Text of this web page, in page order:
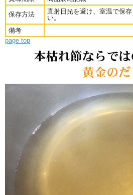
■かつお節の名産地、鹿児島県の指宿産もしくは
高く味の濃い花かつおです。
■本枯れ節は通常売られているかつお節（荒節）
汁が取れます。
■一度開封したあとは冷凍で保存すると劣化や参
保存方法
直射日光を避け、室温で保
い。
備考
page top